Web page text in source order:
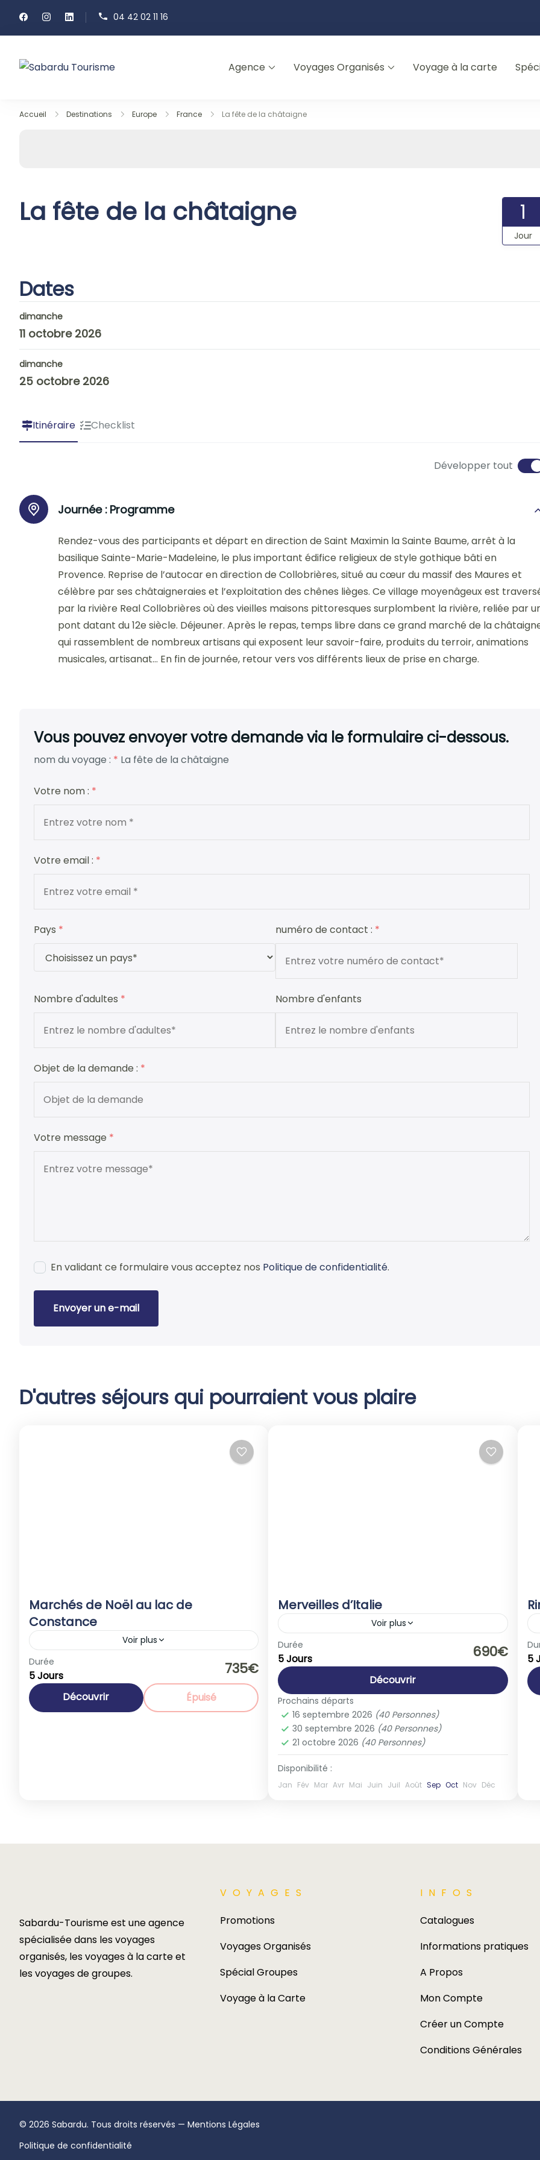
04 42 02 11 16
Agence Voyages Organisés Voyage à la carte
Accueil Destinations Europe France La fête de la châtaigne
La fête de la châtaigne 1
Jour
Dates
dimanche
11 octobre 2026
dimanche
25 octobre 2026
Itinéraire Checklist
Développer tout
Journée : Programme
Rendez-vous des participants et départ en direction de Saint Maximin la Sainte Baume, arrêt à la
basilique Sainte-Marie-Madeleine, le plus important édifice religieux de style gothique bâti en
Provence. Reprise de l’autocar en direction de Collobrières, situé au cœur du massif des Maures et
célèbre par ses châtaigneraies et l’exploitation des chênes lièges. Ce village moyenâgeux est
par la rivière Real Collobrières où des vieilles maisons pittoresques surplombent la rivière, reliée par
pont datant du 12e siècle. Déjeuner. Après le repas, temps libre dans ce grand marché de la
qui rassemblent de nombreux artisans qui exposent leur savoir-faire, produits du terroir, animations
musicales, artisanat… En fin de journée, retour vers vos différents lieux de prise en charge.
Vous pouvez envoyer votre demande via le formulaire ci-dessous.
nom du voyage : * La fête de la châtaigne
Votre nom : *
Votre email : *
Pays * numéro de contact : *
Nombre d'adultes * Nombre d'enfants
Objet de la demande : *
Votre message *
En validant ce formulaire vous acceptez nos Politique de confidentialité.
Envoyer un e-mail
D'autres séjours qui pourraient vous plaire
Marchés de Noël au lac de
Constance
Voir plus
Allemagne
1-40 People
Durée
5 Jours 735€
Découvrir Épuisé
Merveilles d’Italie
Voir plus
Europe
1-40 People
Durée
5 Jours 690€
Découvrir
Prochains départs
16 septembre 2026 (40 Personnes)
30 septembre 2026 (40 Personnes)
21 octobre 2026 (40 Personnes)
Disponibilité :
Jan Fév Mar Avr Mai Juin Juil Août Sep Oct Nov Déc
5
Sabardu-Tourisme est une agence
spécialisée dans les voyages
organisés, les voyages à la carte et
les voyages de groupes.​
VOYAGES​
Promotions
Voyages Organisés
Spécial Groupes
Voyage à la Carte
INFOS
Catalogues
Informations pratiques
A Propos
Mon Compte
Créer un Compte
Conditions Générales
© 2026 Sabardu. Tous droits réservés — Mentions Légales
Politique de confidentialité